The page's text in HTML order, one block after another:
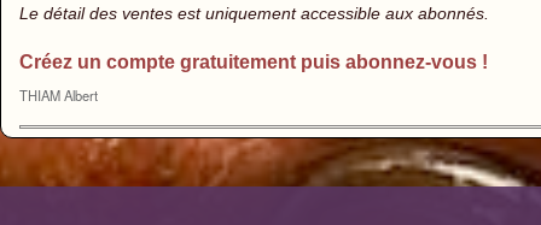
Le détail des ventes est uniquement accessible aux abonnés.
Créez un compte gratuitement puis abonnez-vous !
THIAM Albert